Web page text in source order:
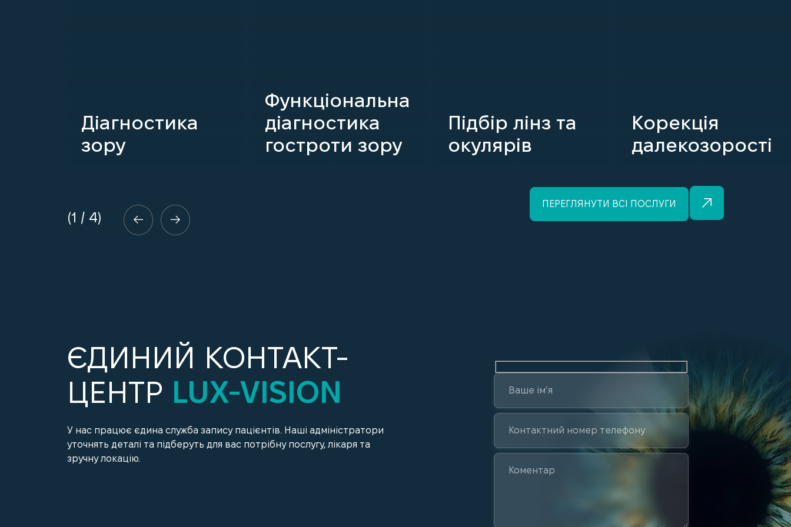
Діагностика
зору
Функціональна
діагностика
гостроти зору
Підбір лінз та
окулярів
Корекція
далекозорості
1 / 4
ПЕРЕГЛЯНУТИ ВСІ ПОСЛУГИ
ЄДИНИЙ КОНТАКТ-
ЦЕНТР LUX-VISION
У нас працює єдина служба запису пацієнтів. Наші адміністратори
уточнять деталі та підберуть для вас потрібну послугу, лікаря та
зручну локацію.